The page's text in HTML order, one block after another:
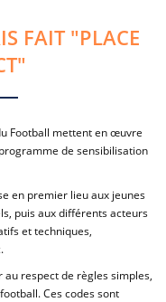
FAIT "PLACE
du Football mettent en œuvre
de sensibilisation
en premier lieu aux jeunes
puis aux différents acteurs
et techniques,
au respect de règles simples,
Ces codes sont